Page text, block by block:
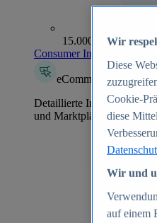
15.000+ Marken
Consumer Insights
eCommerce Insights
Detaillierte Informationen
und Marktplätzen
Wir
Diese
Cookie-
diese
Wir und
auf einem